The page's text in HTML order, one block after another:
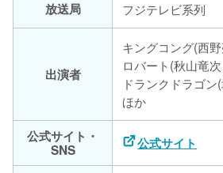
放送局 フジテレビ系列
出演者
キングコング(西
ロバート(秋山竜
ドランクドラゴ
ほか
公式サイト・
SNS
公式サイト